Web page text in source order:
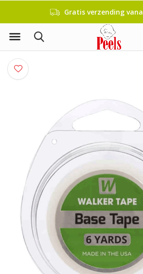
Gratis verzending